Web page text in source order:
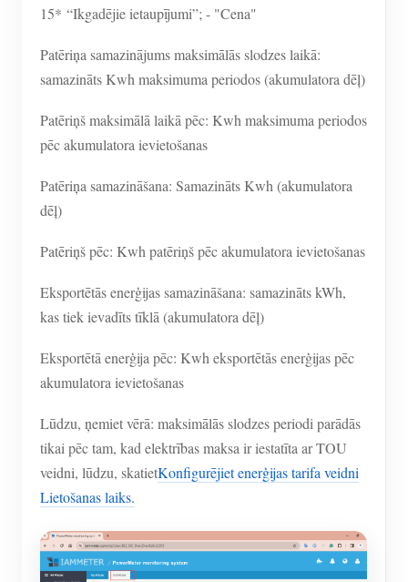
15* “Ikgadējie ietaupījumi”; - "Cena"
Patēriņa samazinājums maksimālās slodzes laikā:
samazināts Kwh maksimuma periodos (akumulatora dēļ)
Patēriņš maksimālā laikā pēc: Kwh maksimuma periodos
pēc akumulatora ievietošanas
Patēriņa samazināšana: Samazināts Kwh (akumulatora
dēļ)
Patēriņš pēc: Kwh patēriņš pēc akumulatora ievietošanas
Eksportētās enerģijas samazināšana: samazināts kWh,
kas tiek ievadīts tīklā (akumulatora dēļ)
Eksportētā enerģija pēc: Kwh eksportētās enerģijas pēc
akumulatora ievietošanas
Lūdzu, ņemiet vērā: maksimālās slodzes periodi parādās
tikai pēc tam, kad elektrības maksa ir iestatīta ar TOU
veidni, lūdzu, skatietKonfigurējiet enerģijas tarifa veidni
Lietošanas laiks.